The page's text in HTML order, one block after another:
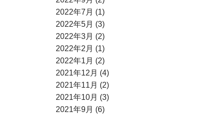
2022年7月 (1)
2022年5月 (3)
2022年3月 (2)
2022年2月 (1)
2022年1月 (2)
2021年12月 (4)
2021年11月 (2)
2021年10月 (3)
2021年9月 (6)